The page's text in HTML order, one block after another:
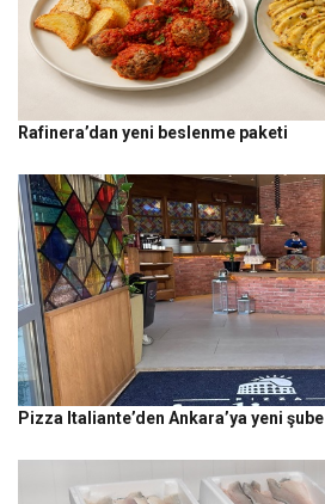
Rafinera’dan yeni beslenme paketi
Pizza Italiante’den Ankara’ya yeni şube